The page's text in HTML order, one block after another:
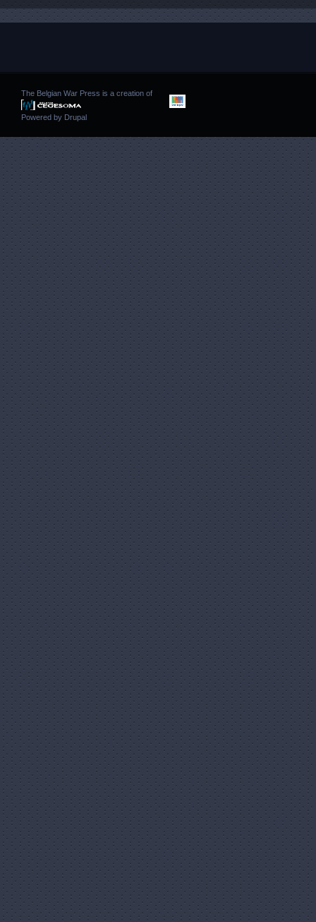
The Belgian War Press is a creation of
Powered by Drupal